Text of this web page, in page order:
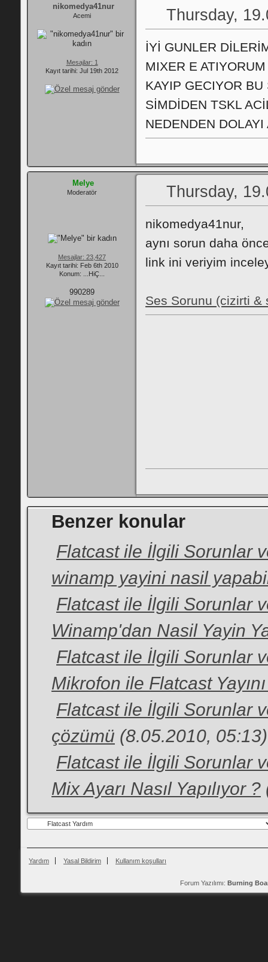
nikomedya41nur
Acemi
Mesajlar: 1
Kayıt tarihi: Jul 19th 2012
Thursday,
İYİ GUNLER
MIXER E
KAYIP GECIYOR
SİMDİDEN TSKL
NEDENDEN
Melye
Moderatör
Mesajlar: 23,427
Kayıt tarihi: Feb 6th 2010
Konum: ...HiÇ...
990289
Thursday,
nikomedya41nur,
aynı sorun daha
link ini veriyim
Ses Sorunu (cizirti &
Benzer konular
Flatcast ile İlgili Sorunlar
winamp yayini nasil
Flatcast ile İlgili Sorunlar
Winamp'dan Nasil Yayin
Flatcast ile İlgili Sorunlar
Mikrofon ile Flatcast
Flatcast ile İlgili Sorunlar
çözümü (8.05.2010, 05:13)
Flatcast ile İlgili Sorunlar
Mix Ayarı Nasıl Yapılıyor ?
Yardım Yasal Bildirim Kullanım koşulları
Forum Yazılımı: Burning